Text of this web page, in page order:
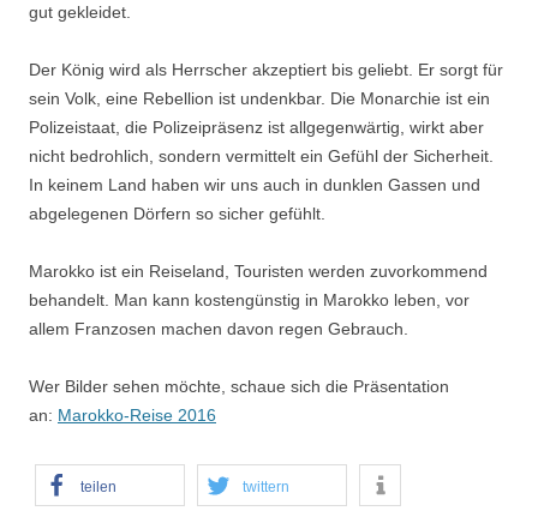
gut gekleidet.
Der König wird als Herrscher akzeptiert bis geliebt. Er sorgt für
sein Volk, eine Rebellion ist undenkbar. Die Monarchie ist ein
Polizeistaat, die Polizeipräsenz ist allgegenwärtig, wirkt aber
nicht bedrohlich, sondern vermittelt ein Gefühl der Sicherheit.
In keinem Land haben wir uns auch in dunklen Gassen und
abgelegenen Dörfern so sicher gefühlt.
Marokko ist ein Reiseland, Touristen werden zuvorkommend
behandelt. Man kann kostengünstig in Marokko leben, vor
allem Franzosen machen davon regen Gebrauch.
Wer Bilder sehen möchte, schaue sich die Präsentation
an: Marokko-Reise 2016
teilen twittern